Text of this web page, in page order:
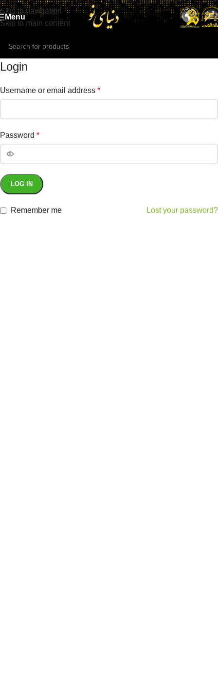
Skip to navigation
Skip to main content
Menu
Login
Username or email address *
Password *
LOG IN
Lost your password?
Remember me